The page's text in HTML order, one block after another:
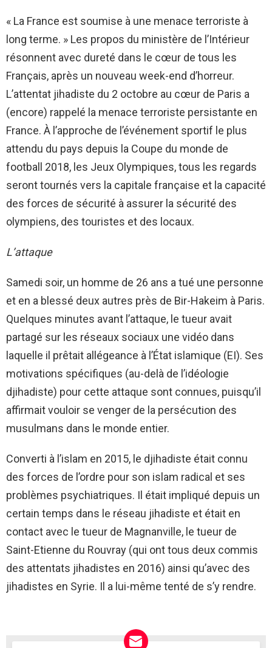
« La France est soumise à une menace terroriste à
long terme. » Les propos du ministère de l’Intérieur
résonnent avec dureté dans le cœur de tous les
Français, après un nouveau week-end d’horreur.
L’attentat jihadiste du 2 octobre au cœur de Paris a
(encore) rappelé la menace terroriste persistante en
France. À l’approche de l’événement sportif le plus
attendu du pays depuis la Coupe du monde de
football 2018, les Jeux Olympiques, tous les regards
seront tournés vers la capitale française et la capacité
des forces de sécurité à assurer la sécurité des
olympiens, des touristes et des locaux.
L’attaque
Samedi soir, un homme de 26 ans a tué une personne
et en a blessé deux autres près de Bir-Hakeim à Paris.
Quelques minutes avant l’attaque, le tueur avait
partagé sur les réseaux sociaux une vidéo dans
laquelle il prêtait allégeance à l’État islamique (EI). Ses
motivations spécifiques (au-delà de l’idéologie
djihadiste) pour cette attaque sont connues, puisqu’il
affirmait vouloir se venger de la persécution des
musulmans dans le monde entier.
Converti à l’islam en 2015, le djihadiste était connu
des forces de l’ordre pour son islam radical et ses
problèmes psychiatriques. Il était impliqué depuis un
certain temps dans le réseau jihadiste et était en
contact avec le tueur de Magnanville, le tueur de
Saint-Etienne du Rouvray (qui ont tous deux commis
des attentats jihadistes en 2016) ainsi qu’avec des
jihadistes en Syrie. Il a lui-même tenté de s’y rendre.